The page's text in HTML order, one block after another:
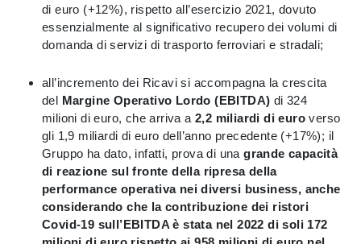
di euro (+12%), rispetto all’esercizio 2021, dovuto
essenzialmente al significativo recupero dei volumi di
domanda di servizi di trasporto ferroviari e stradali;
all’incremento dei Ricavi si accompagna la crescita
del Margine Operativo Lordo (EBITDA) di 324
milioni di euro, che arriva a 2,2 miliardi di euro verso
gli 1,9 miliardi di euro dell’anno precedente (+17%); il
Gruppo ha dato, infatti, prova di unagrande capacità
di reazione sul fronte della ripresa della
performance operativa nei diversi business, anche
considerando che la contribuzione dei ristori
Covid-19 sull’EBITDA è stata nel 2022 di soli 172